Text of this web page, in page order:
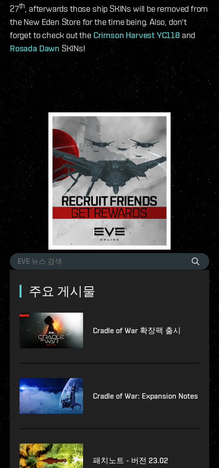
27th, afterwards those ship SKINs will be removed from
the New Eden Store for the time being. Also, don't
forget to check out theCrimson Harvest YC118and
Rosada Dawn SKINs!
주요 게시물
Cradle of War 확장팩 출시
Cradle of War: Expansion Notes
패치노트 - 버전 23.02